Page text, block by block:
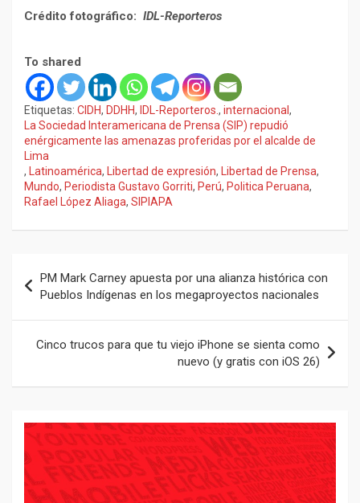
Crédito fotográfico: IDL-Reporteros
To shared
Etiquetas: CIDH, DDHH, IDL-Reporteros. , internacional ,
La Sociedad Interamericana de Prensa (SIP) repudió
enérgicamente las amenazas proferidas por el alcalde de
Lima
,
Latinoamérica, Libertad de expresión, Libertad de Prensa,
Mundo, Periodista Gustavo Gorriti, Perú, Politica Peruana,
Rafael López Aliaga, SIPIAPA
de
entradas
PM Mark Carney apuesta por una alianza histórica con
Pueblos Indígenas en los megaproyectos nacionales
Cinco trucos para que tu viejo iPhone se sienta como
nuevo (y gratis con iOS 26)